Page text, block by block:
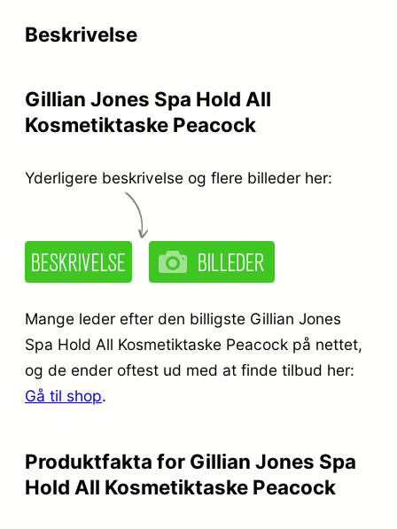
i
v
a
r
k
r
3
,
k
r
.
2
4
9
,
9
Beskrivelse
Gillian Jones Spa Hold All
Kosmetiktaske Peacock
Yderligere beskrivelse og flere billeder her:
Mange leder efter den billigste Gillian Jones
Spa Hold All Kosmetiktaske Peacock på nettet,
og de ender oftest ud med at finde tilbud her:
Gå til shop.
Produktfakta for Gillian Jones Spa
Hold All Kosmetiktaske Peacock